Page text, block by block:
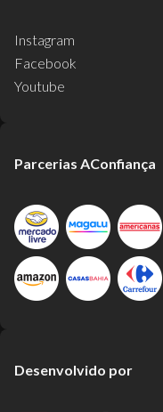
Instagram
Facebook
Youtube
Parcerias AConfiança
Desenvolvido por